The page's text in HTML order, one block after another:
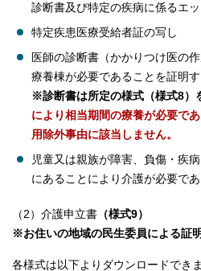
診断書及び特定の疾病に係るエ
特定疾患医療受給者証の写し
医師の診断書（かかりつけ医の
療養棟が必要であることを証明す
※診断書は所定の様式（様式8）
により 相当期間の療養が必要で
用除外事由に該当しません。
児童又は親族が障害、負傷・疾
にあることにより介護が必要で
（2）介護申立書 （様式9）
※お住いの地域の民生委員による証
各様式は以下よりダウンロードできま